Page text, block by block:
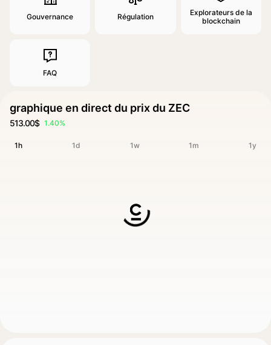
Gouvernance Régulation
Explorateurs de la
blockchain
FAQ
graphique en direct du prix du ZEC
513.00$ 1.40%
1h 1d 1w 1m 1y